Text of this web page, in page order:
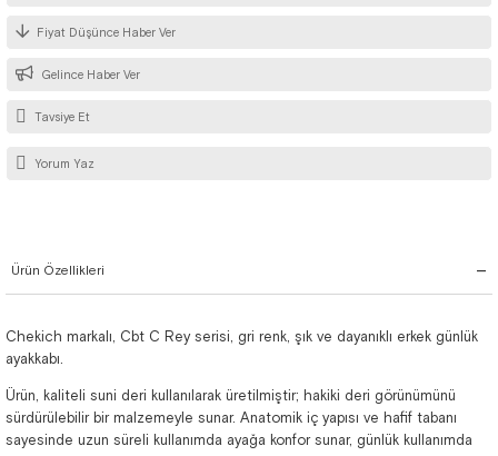
Fiyat Düşünce Haber Ver
Gelince Haber Ver
Tavsiye Et
Yorum Yaz
Ürün Özellikleri
Chekich markalı, Cbt C Rey serisi, gri renk, şık ve dayanıklı erkek günlük
ayakkabı.
Ürün, kaliteli suni deri kullanılarak üretilmiştir; hakiki deri görünümünü
sürdürülebilir bir malzemeyle sunar. Anatomik iç yapısı ve hafif tabanı
sayesinde uzun süreli kullanımda ayağa konfor sunar, günlük kullanımda